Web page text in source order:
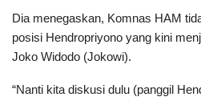
Dia menegaskan, Komnas HAM
posisi Hendropriyono yang kini
Joko Widodo (Jokowi).
“Nanti kita diskusi dulu (panggil